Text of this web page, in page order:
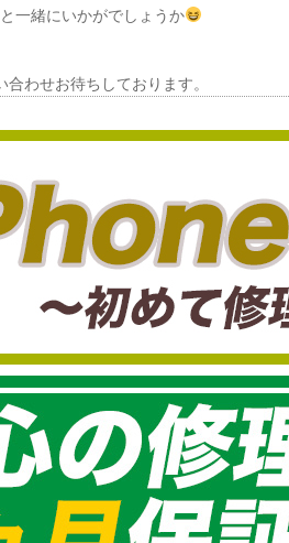
一緒にいかがでしょうか
合わせお待ちしております。